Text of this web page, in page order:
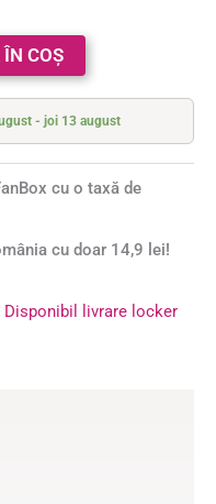
COȘ
- joi 13 august
cu o taxă de
cu doar 14,9 lei!
Disponibil livrare locker